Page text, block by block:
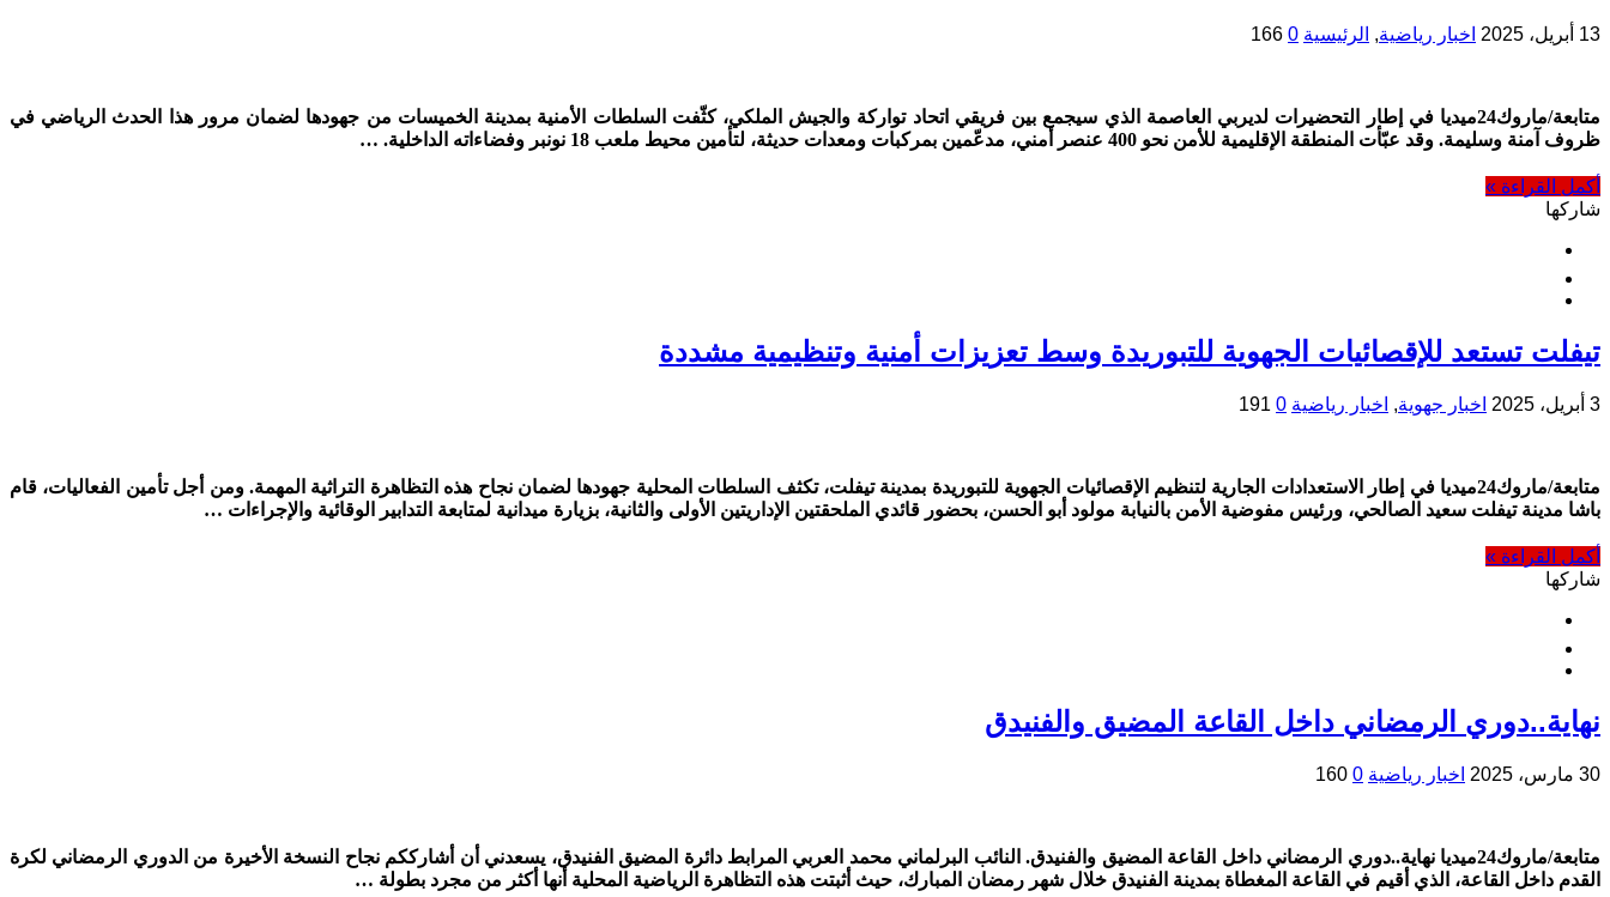
13 أبريل، 2025 اخبار رياضية, الرئيسية 0
166
متابعة/ماروك24ميديا في إطار التحضيرات لديربي العاصمة الذي سيجمع بين فريقي اتحاد تواركة والجيش الملكي، كثّفت السلطات الأمنية بمدينة الخميسات من جهودها لضمان مرور هذا الحدث الرياضي في
ظروف آمنة وسليمة. وقد عبّأت المنطقة الإقليمية للأمن نحو 400 عنصر أمني، مدعّمين بمركبات ومعدات حديثة، لتأمين محيط ملعب 18 نونبر وفضاءاته الداخلية. …
أكمل القراءة »
شاركها
تيفلت تستعد للإقصائيات الجهوية للتبوريدة وسط تعزيزات أمنية وتنظيمية مشددة
3 أبريل، 2025 اخبار جهوية, اخبار رياضية 0
191
متابعة/ماروك24ميديا في إطار الاستعدادات الجارية لتنظيم الإقصائيات الجهوية للتبوريدة بمدينة تيفلت، تكثف السلطات المحلية جهودها لضمان نجاح هذه التظاهرة التراثية المهمة. ومن أجل تأمين الفعاليات، قام
باشا مدينة تيفلت سعيد الصالحي، ورئيس مفوضية الأمن بالنيابة مولود أبو الحسن، بحضور قائدي الملحقتين الإداريتين الأولى والثانية، بزيارة ميدانية لمتابعة التدابير الوقائية والإجراءات …
أكمل القراءة »
شاركها
نهاية..دوري الرمضاني داخل القاعة المضيق والفنيدق
30 مارس، 2025 اخبار رياضية 0
160
متابعة/ماروك24ميديا نهاية..دوري الرمضاني داخل القاعة المضيق والفنيدق. النائب البرلماني محمد العربي المرابط دائرة المضيق الفنيدق، يسعدني أن أشارككم نجاح النسخة الأخيرة من الدوري الرمضاني لكرة
القدم داخل القاعة، الذي أقيم في القاعة المغطاة بمدينة الفنيدق خلال شهر رمضان المبارك، حيث أثبتت هذه التظاهرة الرياضية المحلية أنها أكثر من مجرد بطولة …